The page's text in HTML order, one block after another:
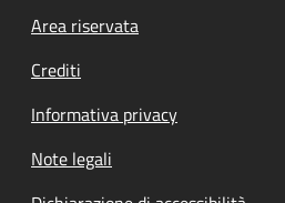
Footer menu
Area riservata
Crediti
Informativa privacy
Note legali